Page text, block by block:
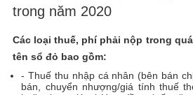
trong năm 2020
Các loại thuế, phí phải nộp trong
tên sổ đỏ bao gồm:
- Thuế thu nhập cá nhân (bên bán
bán, chuyển nhượng/giá tính thuế